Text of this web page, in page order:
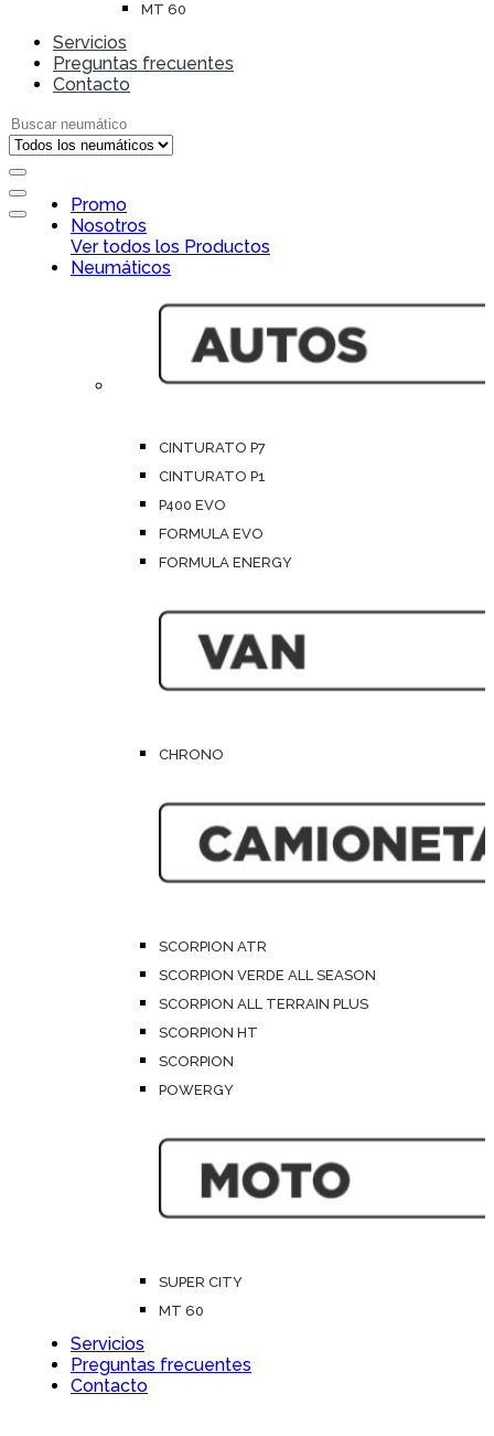
MT 60
Servicios
Preguntas frecuentes
Contacto
Search for:
Open
Close
Promo
Nosotros
Ver todos los Productos
Neumáticos
CINTURATO P7
CINTURATO P1
P400 EVO
FORMULA EVO
FORMULA ENERGY
CHRONO
SCORPION ATR
SCORPION VERDE ALL SEASON
SCORPION ALL TERRAIN PLUS
SCORPION HT
SCORPION
POWERGY
SUPER CITY
MT 60
Servicios
Preguntas frecuentes
Contacto